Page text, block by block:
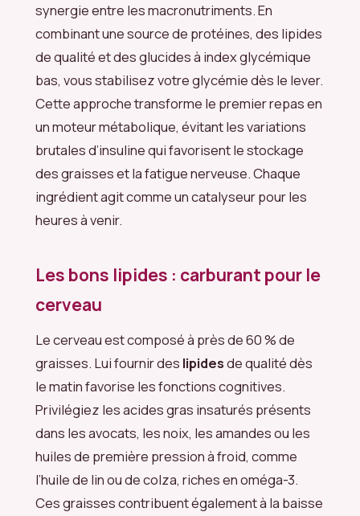
synergie entre les macronutriments. En
combinant une source de protéines, des lipides
de qualité et des glucides à index glycémique
bas, vous stabilisez votre glycémie dès le lever.
Cette approche transforme le premier repas en
un moteur métabolique, évitant les variations
brutales d’insuline qui favorisent le stockage
des graisses et la fatigue nerveuse. Chaque
ingrédient agit comme un catalyseur pour les
heures à venir.
Les bons lipides : carburant pour le
cerveau
Le cerveau est composé à près de 60 % de
graisses. Lui fournir des lipidesde qualité dès
le matin favorise les fonctions cognitives.
Privilégiez les acides gras insaturés présents
dans les avocats, les noix, les amandes ou les
huiles de première pression à froid, comme
l’huile de lin ou de colza, riches en oméga-3.
Ces graisses contribuent également à la baisse